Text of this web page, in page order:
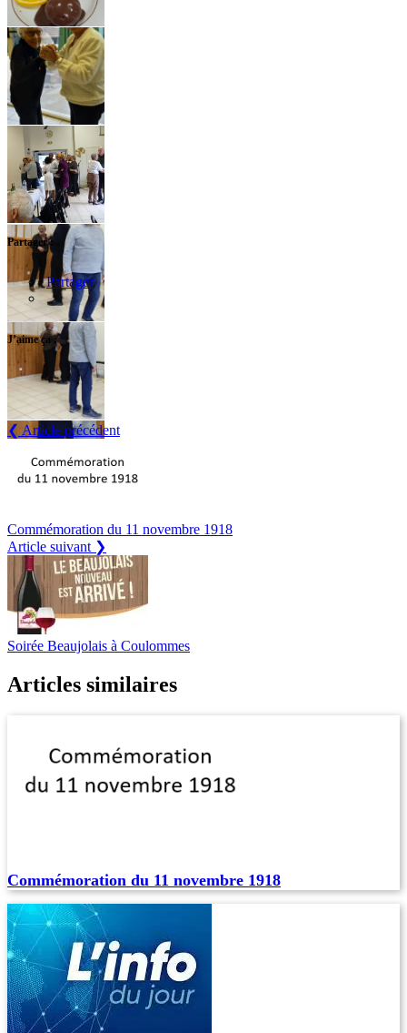
Partager :
Partager
J’aime ça :
❮ Article précédent
Commémoration du 11 novembre 1918
Article suivant ❯
Soirée Beaujolais à Coulommes
Articles similaires
Commémoration du 11 novembre 1918